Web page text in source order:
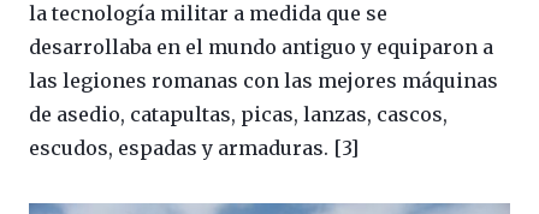
la tecnología militar a medida que se
desarrollaba en el mundo antiguo y equiparon a
las legiones romanas con las mejores máquinas
de asedio, catapultas, picas, lanzas, cascos,
escudos, espadas y armaduras. [3]